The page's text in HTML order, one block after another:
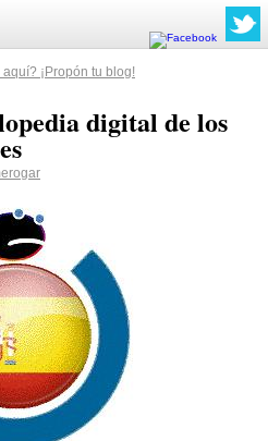
¡Propón tu blog!
digital de los